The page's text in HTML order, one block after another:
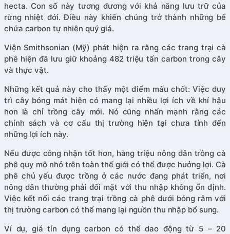
hecta. Con số này tương đương với khả năng lưu trữ của
rừng nhiệt đới. Điều này khiến chúng trở thành những bể
chứa carbon tự nhiên quý giá.
Viện Smithsonian (Mỹ) phát hiện ra rằng các trang trại cà
phê hiện đã lưu giữ khoảng 482 triệu tấn carbon trong cây
và thực vật.
Những kết quả này cho thấy một điểm mấu chốt: Việc duy
trì cây bóng mát hiện có mang lại nhiều lợi ích về khí hậu
hơn là chỉ trồng cây mới. Nó cũng nhấn mạnh rằng các
chính sách và cơ cấu thị trường hiện tại chưa tính đến
những lợi ích này.
Nếu được công nhận tốt hơn, hàng triệu nông dân trồng cà
phê quy mô nhỏ trên toàn thế giới có thể được hưởng lợi. Cà
phê chủ yếu được trồng ở các nước đang phát triển, nơi
nông dân thường phải đối mặt với thu nhập không ổn định.
Việc kết nối các trang trại trồng cà phê dưới bóng râm với
thị trường carbon có thể mang lại nguồn thu nhập bổ sung.
Ví dụ, giá tín dụng carbon có thể dao động từ 5 – 20